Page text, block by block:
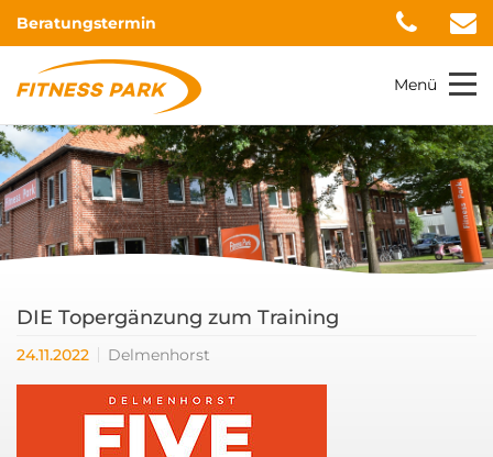
Beratungstermin
Menü
DIE Topergänzung zum Training
24.11.2022 Delmenhorst